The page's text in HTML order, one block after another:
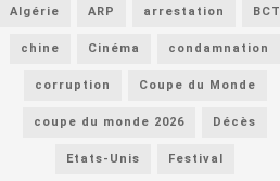
Algérie ARP arrestation BCT
chine Cinéma condamnation
corruption Coupe du Monde
coupe du monde 2026 Décès
Etats-Unis Festival